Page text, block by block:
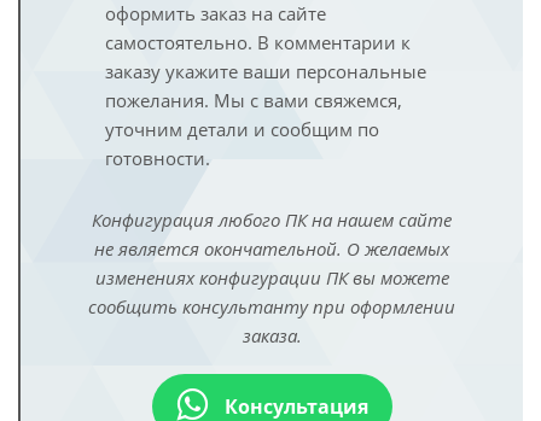
оформить заказ на сайте
самостоятельно. В комментарии к
заказу укажите ваши персональные
пожелания. Мы с вами свяжемся,
уточним детали и сообщим по
готовности.
Конфигурация любого ПК на нашем сайте
не является окончательной. О желаемых
изменениях конфигурации ПК вы можете
сообщить консультанту при оформлении
заказа.
Консультация